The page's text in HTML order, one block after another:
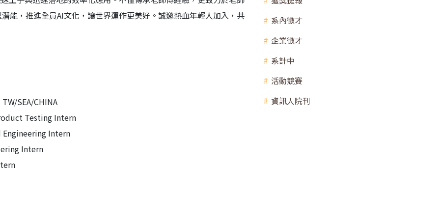
能，推進全員AI文化，讓世界運作更美好。誠邀熱血年輕人加入，共
SEA/CHINA
Testing Intern
Engineering Intern
Intern
系內徵才
企業徵才
系計中
活動競賽
資訊人院刊